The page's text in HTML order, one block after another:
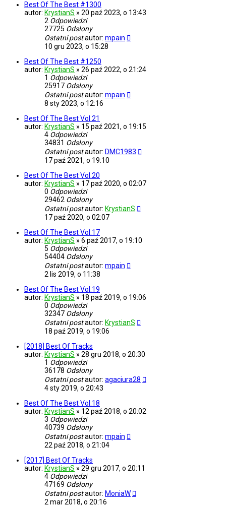
Best Of The Best #1300
autor: KrystianS » 20 paź 2023, o 13:43
2 Odpowiedzi
27725 Odsłony
Ostatni postautor: mpain
10 gru 2023, o 15:28
Best Of The Best #1250
autor: KrystianS » 26 paź 2022, o 21:24
1 Odpowiedzi
25917 Odsłony
Ostatni postautor: mpain
8 sty 2023, o 12:16
Best Of The Best Vol.21
autor: KrystianS » 15 paź 2021, o 19:15
4 Odpowiedzi
34831 Odsłony
Ostatni postautor: DMC1983
17 paź 2021, o 19:10
Best Of The Best Vol.20
autor: KrystianS » 17 paź 2020, o 02:07
0 Odpowiedzi
29462 Odsłony
Ostatni postautor: KrystianS
17 paź 2020, o 02:07
Best Of The Best Vol.17
autor: KrystianS » 6 paź 2017, o 19:10
5 Odpowiedzi
54404 Odsłony
Ostatni postautor: mpain
2 lis 2019, o 11:38
Best Of The Best Vol.19
autor: KrystianS » 18 paź 2019, o 19:06
0 Odpowiedzi
32347 Odsłony
Ostatni postautor: KrystianS
18 paź 2019, o 19:06
[2018] Best Of Tracks
autor: KrystianS » 28 gru 2018, o 20:30
1 Odpowiedzi
36178 Odsłony
Ostatni postautor: agaciura28
4 sty 2019, o 20:43
Best Of The Best Vol.18
autor: KrystianS » 12 paź 2018, o 20:02
3 Odpowiedzi
40739 Odsłony
Ostatni postautor: mpain
22 paź 2018, o 21:04
[2017] Best Of Tracks
autor: KrystianS » 29 gru 2017, o 20:11
4 Odpowiedzi
47169 Odsłony
Ostatni postautor: MoniaW
2 mar 2018, o 20:16